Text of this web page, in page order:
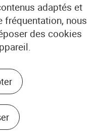
BREST
adaptés et
fréquentation, nous
des cookies